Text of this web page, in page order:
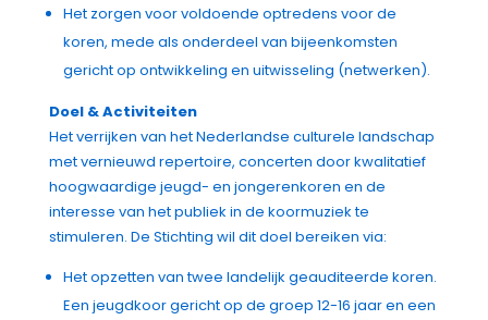
Het zorgen voor voldoende optredens voor de
koren, mede als onderdeel van bijeenkomsten
gericht op ontwikkeling en uitwisseling (netwerken).
Doel & Activiteiten
Het verrijken van het Nederlandse culturele landschap
met vernieuwd repertoire, concerten door kwalitatief
hoogwaardige jeugd- en jongerenkoren en de
interesse van het publiek in de koormuziek te
stimuleren. De Stichting wil dit doel bereiken via:
Het opzetten van twee landelijk geauditeerde koren.
Een jeugdkoor gericht op de groep 12-16 jaar en een